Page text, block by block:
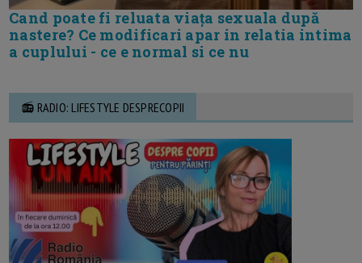
Cand poate fi reluata viața sexuala după
nastere? Ce modificari apar in relatia intima
a cuplului - ce e normal si ce nu
📻 RADIO: LIFESTYLE DESPRECOPII